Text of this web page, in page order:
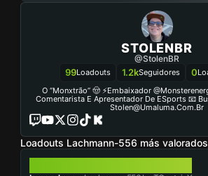
STOLENBR
@StolenBR
99Loadouts 1.2kSeguidores 0
O “Monxtrão” 🤠 ⚡️Embaixador
Comentarista E Apresentador De ESports 📧
Stolen@umaluma.com.br
Loadouts Lachmann-556 más